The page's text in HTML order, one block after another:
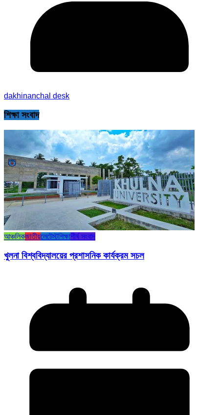
dakhinanchal desk
শিক্ষা সংবাদ
আঞ্চলিকজাতীয়লেটেস্টশিক্ষাশীর্ষ সংবাদ
খুলনা বিশ্ববিদ্যালয়ের প্রশাসনিক কার্যক্রম সচল